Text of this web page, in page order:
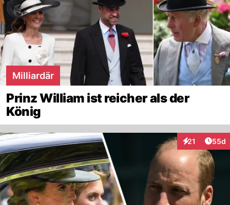
Milliardär
Prinz William ist reicher als der
König
21
Interaktionen
55d